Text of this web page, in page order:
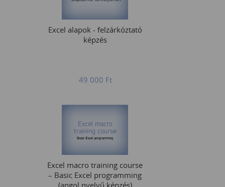
Excel alapok - felzárkóztató
képzés
49 000 Ft
Excel macro training course
– Basic Excel programming
(angol nyelvű képzés)